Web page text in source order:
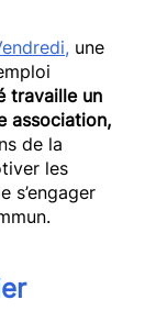
, une
travaille un
association,
de la
les
s’engager